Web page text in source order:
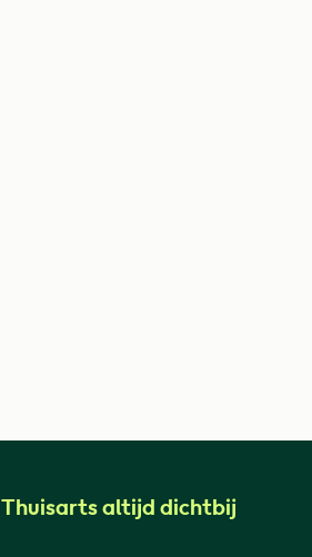
Thuisarts altijd dichtbij